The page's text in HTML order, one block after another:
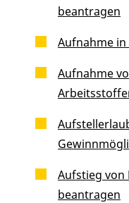
beantragen
Aufnahme
Aufnahme
Aufstieg von
beantragen